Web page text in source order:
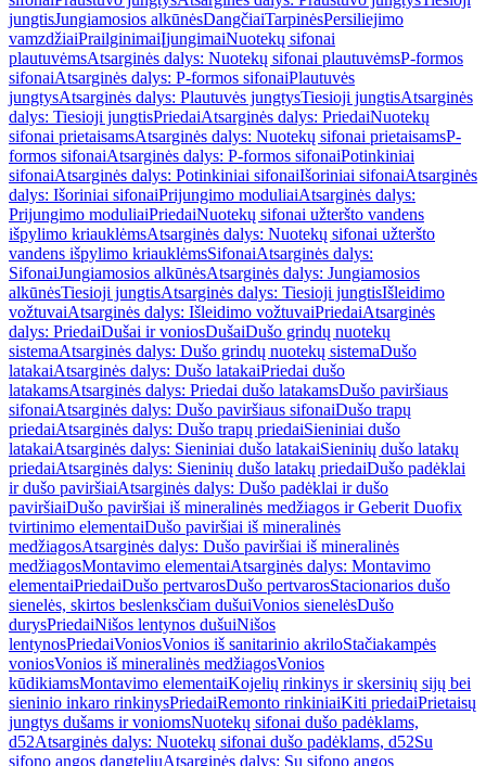
jungtisJungiamosios alkūnėsDangčiaiTarpinėsPersiliejimo
vamzdžiaiPrailginimaiĮjungimaiNuotekų sifonai
plautuvėmsAtsarginės dalys: Nuotekų sifonai plautuvėmsP-formos
sifonaiAtsarginės dalys: P-formos sifonaiPlautuvės
jungtysAtsarginės dalys: Plautuvės jungtysTiesioji jungtisAtsarginės
dalys: Tiesioji jungtisPriedaiAtsarginės dalys: PriedaiNuotekų
sifonai prietaisamsAtsarginės dalys: Nuotekų sifonai prietaisamsP-
formos sifonaiAtsarginės dalys: P-formos sifonaiPotinkiniai
sifonaiAtsarginės dalys: Potinkiniai sifonaiIšoriniai sifonaiAtsarginės
dalys: Išoriniai sifonaiPrijungimo moduliaiAtsarginės dalys:
Prijungimo moduliaiPriedaiNuotekų sifonai užteršto vandens
išpylimo kriauklėmsAtsarginės dalys: Nuotekų sifonai užteršto
vandens išpylimo kriauklėmsSifonaiAtsarginės dalys:
SifonaiJungiamosios alkūnėsAtsarginės dalys: Jungiamosios
alkūnėsTiesioji jungtisAtsarginės dalys: Tiesioji jungtisIšleidimo
vožtuvaiAtsarginės dalys: Išleidimo vožtuvaiPriedaiAtsarginės
dalys: PriedaiDušai ir voniosDušaiDušo grindų nuotekų
sistemaAtsarginės dalys: Dušo grindų nuotekų sistemaDušo
latakaiAtsarginės dalys: Dušo latakaiPriedai dušo
latakamsAtsarginės dalys: Priedai dušo latakamsDušo paviršiaus
sifonaiAtsarginės dalys: Dušo paviršiaus sifonaiDušo trapų
priedaiAtsarginės dalys: Dušo trapų priedaiSieniniai dušo
latakaiAtsarginės dalys: Sieniniai dušo latakaiSieninių dušo latakų
priedaiAtsarginės dalys: Sieninių dušo latakų priedaiDušo padėklai
ir dušo paviršiaiAtsarginės dalys: Dušo padėklai ir dušo
paviršiaiDušo paviršiai iš mineralinės medžiagos ir Geberit Duofix
tvirtinimo elementaiDušo paviršiai iš mineralinės
medžiagosAtsarginės dalys: Dušo paviršiai iš mineralinės
medžiagosMontavimo elementaiAtsarginės dalys: Montavimo
elementaiPriedaiDušo pertvarosDušo pertvarosStacionarios dušo
sienelės, skirtos beslenksčiam dušuiVonios sienelėsDušo
durysPriedaiNišos lentynos dušuiNišos
lentynosPriedaiVoniosVonios iš sanitarinio akriloStačiakampės
voniosVonios iš mineralinės medžiagosVonios
kūdikiamsMontavimo elementaiKojelių rinkinys ir skersinių sijų bei
sieninio inkaro rinkinysPriedaiRemonto rinkiniaiKiti priedaiPrietaisų
jungtys dušams ir voniomsNuotekų sifonai dušo padėklams,
d52Atsarginės dalys: Nuotekų sifonai dušo padėklams, d52Su
sifono angos dangteliuAtsarginės dalys: Su sifono angos